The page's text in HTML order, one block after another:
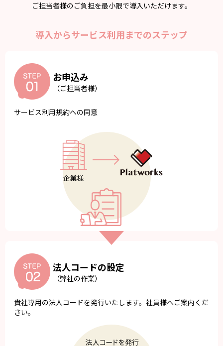
ご担当者様のご負担を最小限で導入いただけます。
導入からサービス利用までのステップ
お申込み
（ご担当者様）
サービス利用規約への同意
法人コードの設定
（弊社の作業）
貴社専用の法人コードを発行いたします。社員様へご案内くだ
さい。